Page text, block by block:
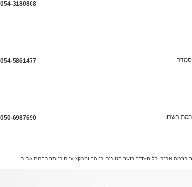
054-3180868
054-5861477 סמדר
050-6987690 רמת השרון